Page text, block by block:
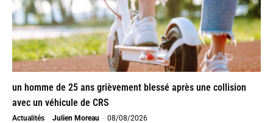
un homme de 25 ans grièvement blessé après une collision
avec un véhicule de CRS
Actualités Julien Moreau - 08/08/2026